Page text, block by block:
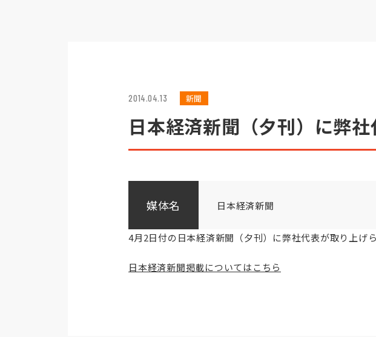
2014.04.13 新聞
日本経済新聞（夕刊）に弊
媒体名 日本経済新聞
4月2日付の日本経済新聞（夕刊）に弊社代表が取り上げら
日本経済新聞掲載についてはこちら